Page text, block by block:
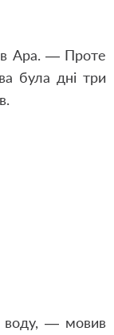
Ара. — Проте
була дні три
воду, — мовив